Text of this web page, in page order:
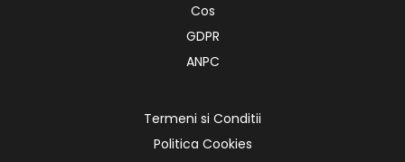
Cos
GDPR
ANPC
Termeni si Conditii
Politica Cookies